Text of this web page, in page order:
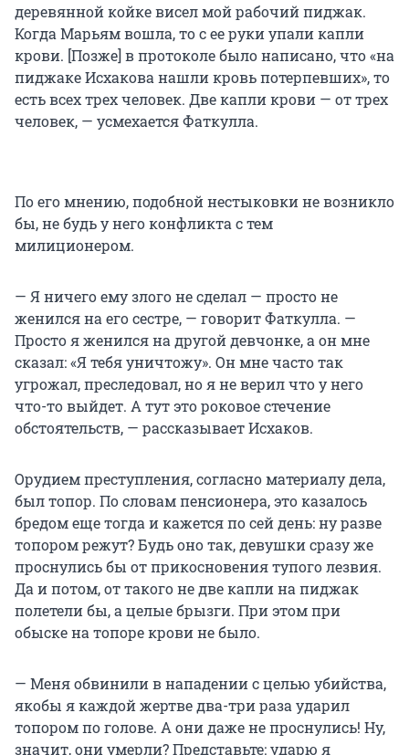
деревянной койке висел мой рабочий пиджак.
Когда Марьям вошла, то с ее руки упали капли
крови. [Позже] в протоколе было написано, что «на
пиджаке Исхакова нашли кровь потерпевших», то
есть всех трех человек. Две капли крови — от трех
человек, — усмехается Фаткулла.
По его мнению, подобной нестыковки не возникло
бы, не будь у него конфликта с тем
милиционером.
— Я ничего ему злого не сделал — просто не
женился на его сестре, — говорит Фаткулла. —
Просто я женился на другой девчонке, а он мне
сказал: «Я тебя уничтожу». Он мне часто так
угрожал, преследовал, но я не верил что у него
что-то выйдет. А тут это роковое стечение
обстоятельств, — рассказывает Исхаков.
Орудием преступления, согласно материалу дела,
был топор. По словам пенсионера, это казалось
бредом еще тогда и кажется по сей день: ну разве
топором режут? Будь оно так, девушки сразу же
проснулись бы от прикосновения тупого лезвия.
Да и потом, от такого не две капли на пиджак
полетели бы, а целые брызги. При этом при
обыске на топоре крови не было.
— Меня обвинили в нападении с целью убийства,
якобы я каждой жертве два-три раза ударил
топором по голове. А они даже не проснулись! Ну,
значит, они умерли? Представьте: ударю я